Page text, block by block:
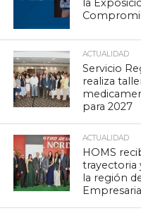
la
ACTUALIDAD
Servicio
realiza
para 2027
ACTUALIDAD
HOMS
trayectoria
la región